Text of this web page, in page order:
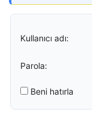
Kullanıcı adı:
Parola:
Beni hatırla